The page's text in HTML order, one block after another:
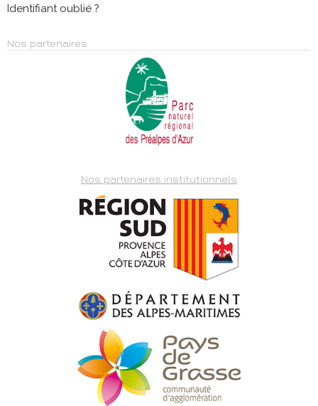
Identifiant oublié ?
Nos partenaires
Nos partenaires institutionnels